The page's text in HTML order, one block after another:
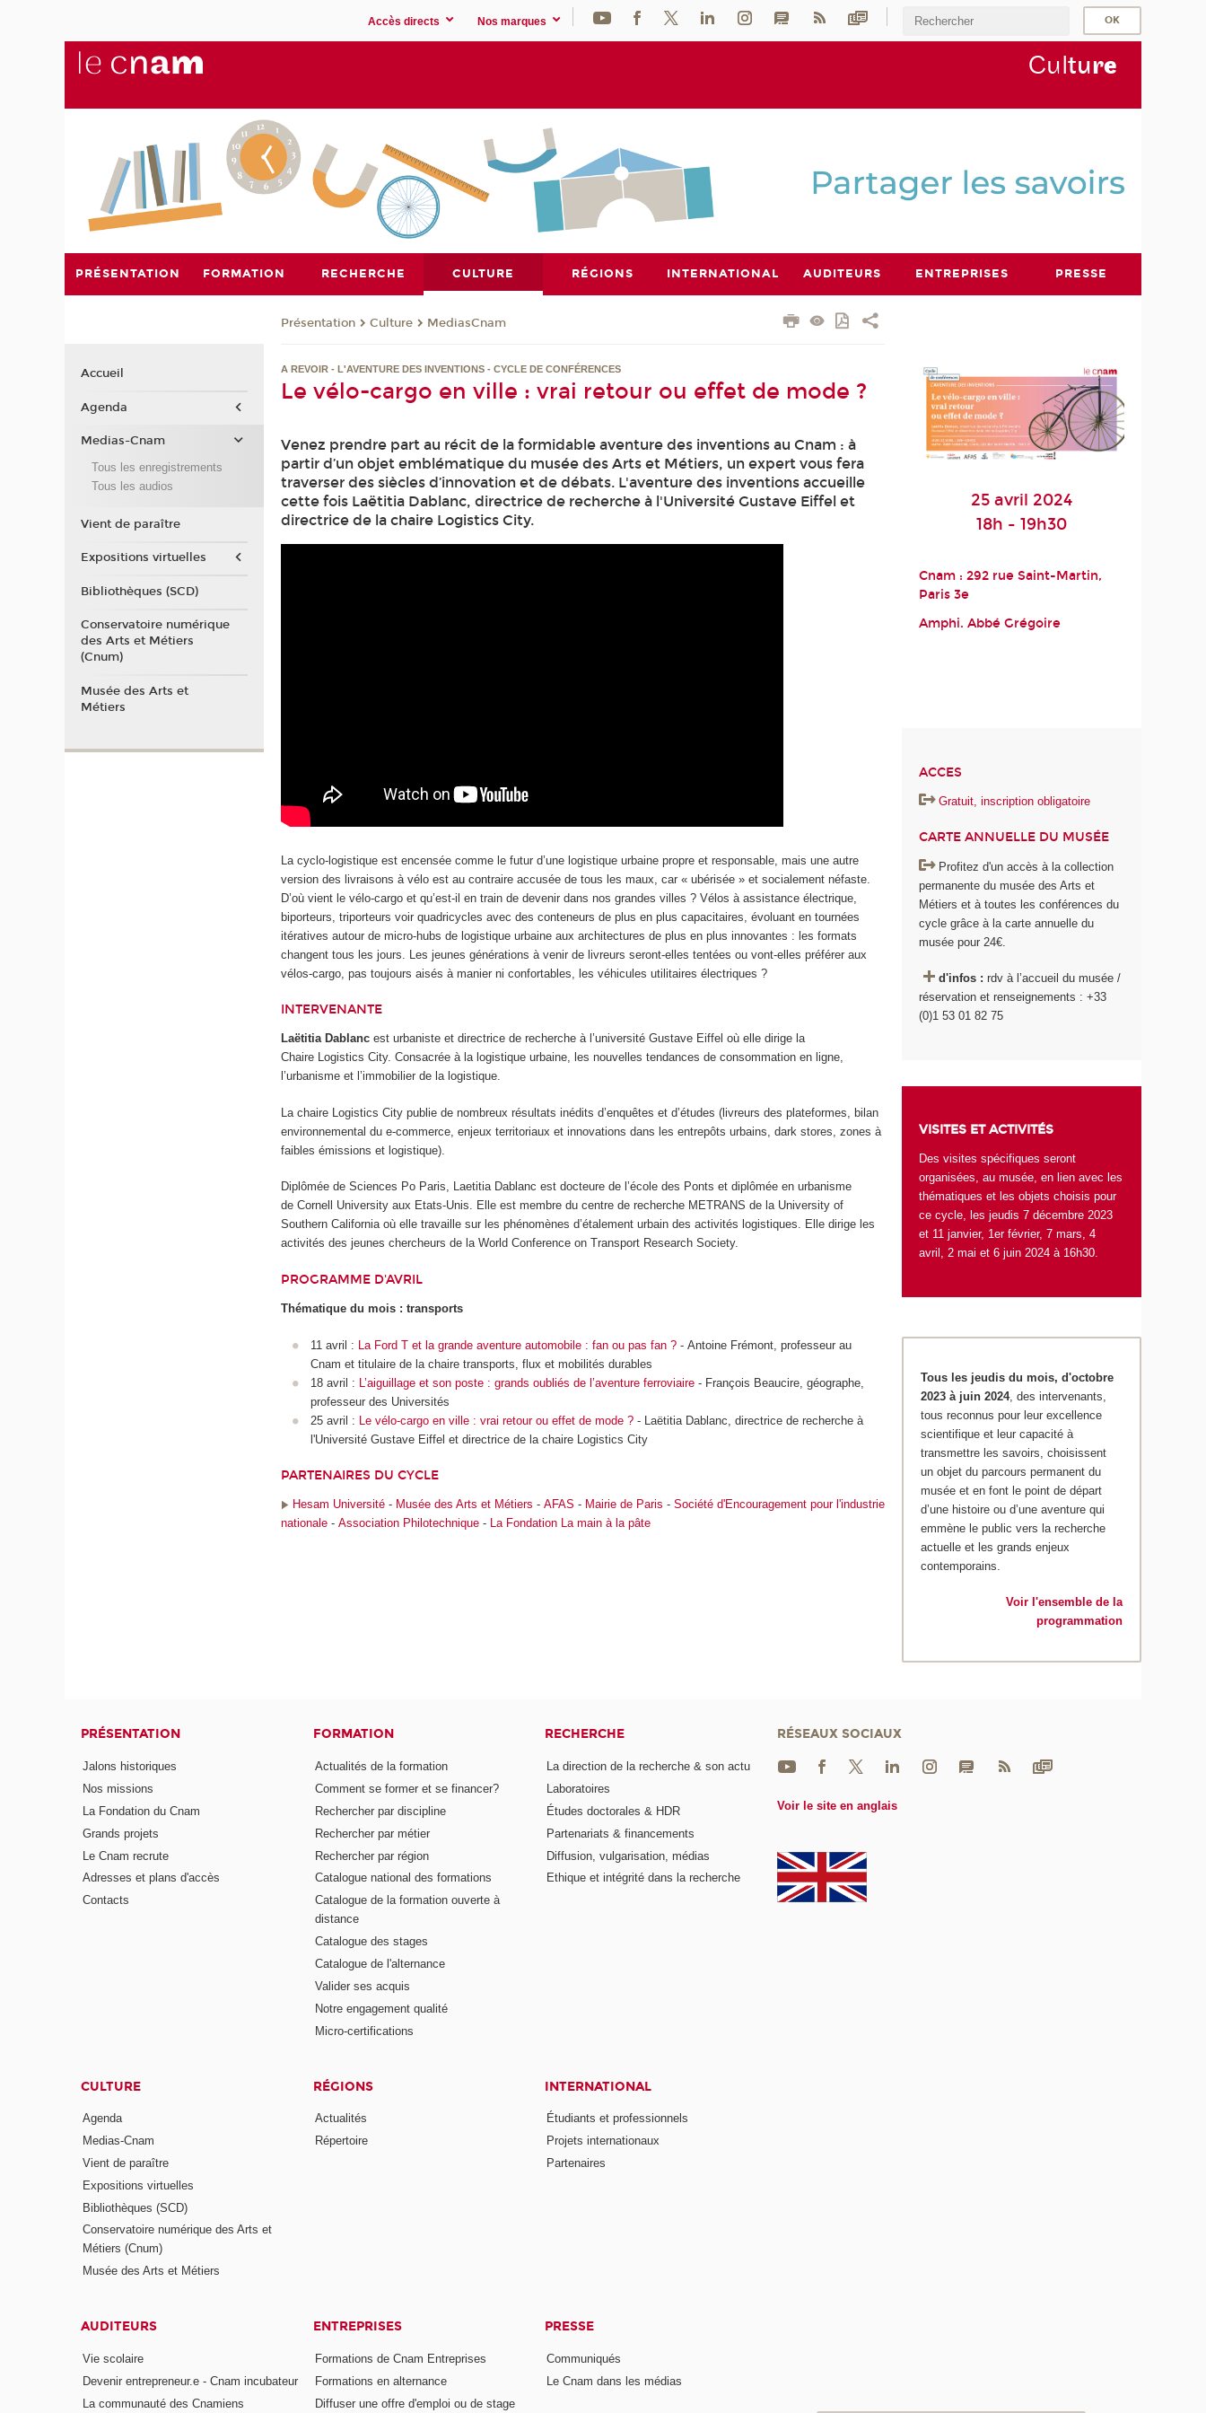
Accès directs Nos marques
Culture
PRÉSENTATION FORMATION RECHERCHE CULTURE RÉGIONS INTERNATIONAL AUDITEURS ENTREPRISES PRESSE
Présentation Culture MediasCnam
A REVOIR - L'AVENTURE DES INVENTIONS - CYCLE DE CONFÉRENCES
Le vélo-cargo en ville : vrai retour ou effet de mode ?
Venez prendre part au récit de la formidable aventure des inventions au Cnam : à
partir d’un objet emblématique du musée des Arts et Métiers, un expert vous fera
traverser des siècles d’innovation et de débats. L'aventure des inventions accueille
cette fois Laëtitia Dablanc, directrice de recherche à l'Université Gustave Eiffel et
directrice de la chaire Logistics City.
La cyclo-logistique est encensée comme le futur d’une logistique urbaine propre et responsable, mais une autre
version des livraisons à vélo est au contraire accusée de tous les maux, car « ubérisée » et socialement néfaste.
D’où vient le vélo-cargo et qu’est-il en train de devenir dans nos grandes villes ? Vélos à assistance électrique,
biporteurs, triporteurs voir quadricycles avec des conteneurs de plus en plus capacitaires, évoluant en tournées
itératives autour de micro-hubs de logistique urbaine aux architectures de plus en plus innovantes : les formats
changent tous les jours. Les jeunes générations à venir de livreurs seront-elles tentées ou vont-elles préférer aux
vélos-cargo, pas toujours aisés à manier ni confortables, les véhicules utilitaires électriques ?
INTERVENANTE
Laëtitia Dablanc est urbaniste et directrice de recherche à l’université Gustave Eiffel où elle dirige la
Chaire Logistics City. Consacrée à la logistique urbaine, les nouvelles tendances de consommation en ligne,
l’urbanisme et l’immobilier de la logistique.
La chaire Logistics City publie de nombreux résultats inédits d’enquêtes et d’études (livreurs des plateformes, bilan
environnemental du e-commerce, enjeux territoriaux et innovations dans les entrepôts urbains, dark stores, zones à
faibles émissions et logistique).
Diplômée de Sciences Po Paris, Laetitia Dablanc est docteure de l’école des Ponts et diplômée en urbanisme
de Cornell University aux Etats-Unis. Elle est membre du centre de recherche METRANS de la University of
Southern California où elle travaille sur les phénomènes d’étalement urbain des activités logistiques. Elle dirige les
activités des jeunes chercheurs de la World Conference on Transport Research Society.
PROGRAMME D'AVRIL
Thématique du mois : transports
11 avril : La Ford T et la grande aventure automobile : fan ou pas fan ?- Antoine Frémont, professeur au
Cnam et titulaire de la chaire transports, flux et mobilités durables
18 avril : L’aiguillage et son poste : grands oubliés de l’aventure ferroviaire- François Beaucire, géographe,
professeur des Universités
25 avril : Le vélo-cargo en ville : vrai retour ou effet de mode ?- Laëtitia Dablanc, directrice de recherche à
l'Université Gustave Eiffel et directrice de la chaire Logistics City
PARTENAIRES DU CYCLE
Hesam Université - Musée des Arts et Métiers -AFAS - Mairie de Paris -Société d'Encouragement pour l'industrie
nationale -Association Philotechnique - La Fondation La main à la pâte
25 avril 2024
18h - 19h30
Cnam : 292 rue Saint-Martin,
Paris 3e
Amphi. Abbé Grégoire
ACCES
Gratuit, inscription obligatoire
CARTE ANNUELLE DU MUSÉE
Profitez d'un accès à la collection
permanente du musée des Arts et
Métiers et à toutes les conférences du
cycle grâce à la carte annuelle du
musée pour 24€.
d'infos :rdv à l’accueil du musée /
réservation et renseignements : +33
(0)1 53 01 82 75
VISITES ET ACTIVITÉS
Des visites spécifiques seront
organisées, au musée, en lien avec les
thématiques et les objets choisis pour
ce cycle, les jeudis 7 décembre 2023
et 11 janvier, 1erfévrier, 7 mars, 4
avril, 2 mai et 6 juin 2024 à 16h30.
Tous les jeudis du mois, d'octobre
2023 à juin 2024, des intervenants,
tous reconnus pour leur excellence
scientifique et leur capacité à
transmettre les savoirs, choisissent
un objet du parcours permanent du
musée et en font le point de départ
d’une histoire ou d’une aventure qui
emmène le public vers la recherche
actuelle et les grands enjeux
contemporains.
Voir l'ensemble de la
programmation
Accueil
Agenda
Medias-Cnam
Tous les enregistrements
Tous les audios
Vient de paraître
Expositions virtuelles
Bibliothèques (SCD)
Conservatoire numérique
des Arts et Métiers
(Cnum)
Musée des Arts et
Métiers
PRÉSENTATION
Jalons historiques
Nos missions
La Fondation du Cnam
Grands projets
Le Cnam recrute
Adresses et plans d'accès
Contacts
FORMATION
Actualités de la formation
Comment se former et se financer?
Rechercher par discipline
Rechercher par métier
Rechercher par région
Catalogue national des formations
Catalogue de la formation ouverte à
distance
Catalogue des stages
Catalogue de l'alternance
Valider ses acquis
Notre engagement qualité
Micro-certifications
RECHERCHE
La direction de la recherche & son actu
Laboratoires
Études doctorales & HDR
Partenariats & financements
Diffusion, vulgarisation, médias
Ethique et intégrité dans la recherche
CULTURE
Agenda
Medias-Cnam
Vient de paraître
Expositions virtuelles
Bibliothèques (SCD)
Conservatoire numérique des Arts et
Métiers (Cnum)
Musée des Arts et Métiers
RÉGIONS
Actualités
Répertoire
INTERNATIONAL
Étudiants et professionnels
Projets internationaux
Partenaires
AUDITEURS
Vie scolaire
Devenir entrepreneur.e - Cnam incubateur
La communauté des Cnamiens
ENTREPRISES
Formations de Cnam Entreprises
Formations en alternance
Diffuser une offre d'emploi ou de stage
PRESSE
Communiqués
Le Cnam dans les médias
RÉSEAUX SOCIAUX
Voir le site en anglais